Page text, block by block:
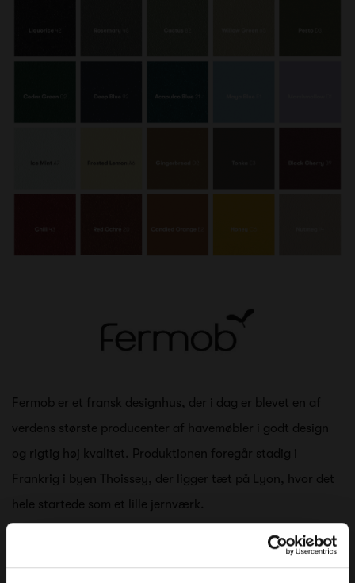
Fermob er et fransk designhus, der i dag er blevet en af
verdens største producenter af havemøbler i godt design
og rigtig høj kvalitet. Produktionen foregår stadig i
Frankrig i byen Thoissey, der ligger tæt på Lyon, hvor det
hele startede som et lille jernværk.
Fermob handler om kreativitet, design, teknik, håndværk